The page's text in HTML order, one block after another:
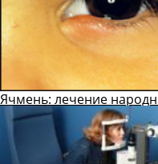
Ячмень: лечение